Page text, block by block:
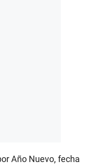
Año Nuevo, fecha